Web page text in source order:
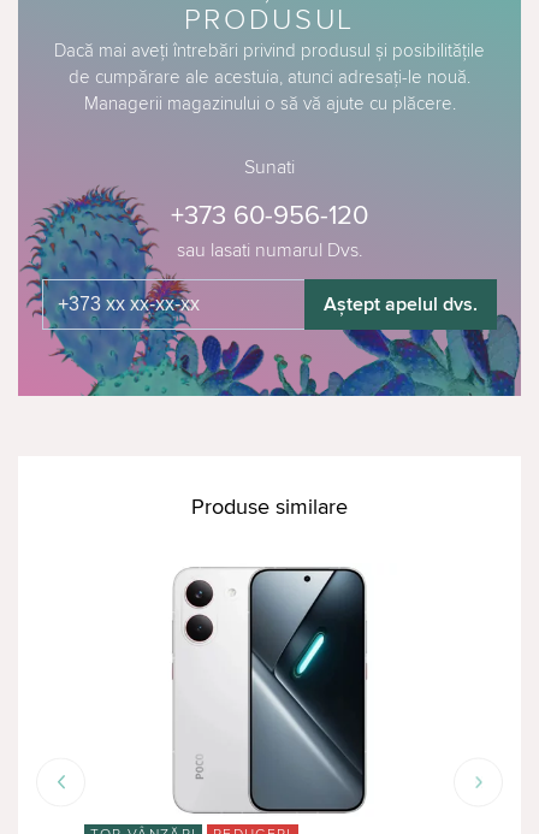
PRODUSUL
Dacă mai aveți întrebări privind produsul și posibilitățile
de cumpărare ale acestuia, atunci adresați-le nouă.
Managerii magazinului o să vă ajute cu plăcere.
Sunati
sau lasati numarul Dvs.
+373 60-956-120
Aștept apelul dvs.
Produse similare